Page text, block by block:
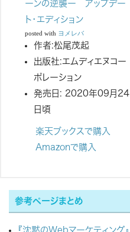
ーンの逆襲ー アップデー
ト・エディション
posted with ヨメレバ
作者:松尾茂起
出版社:エムディエヌコー
ポレーション
発売日: 2020年09月24
日頃
楽天ブックスで購入
Amazonで購入
参考ページまとめ
『沈黙のWebマーケティング』